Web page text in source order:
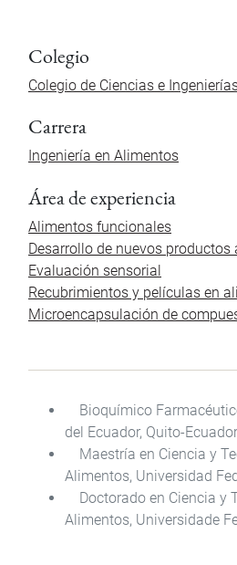
Colegio
Colegio de Ciencias e
Carrera
Ingeniería en Alimentos
Área de experiencia
Alimentos funcionales
Desarrollo de nuevos
Evaluación sensorial
Recubrimientos y películas en
Microencapsulación de
Bioquímico
del Ecuador, Quito-Ecuador.
Maestría en Ciencia y
Alimentos, Universidad
Doctorado en Ciencia y
Alimentos, Universidade